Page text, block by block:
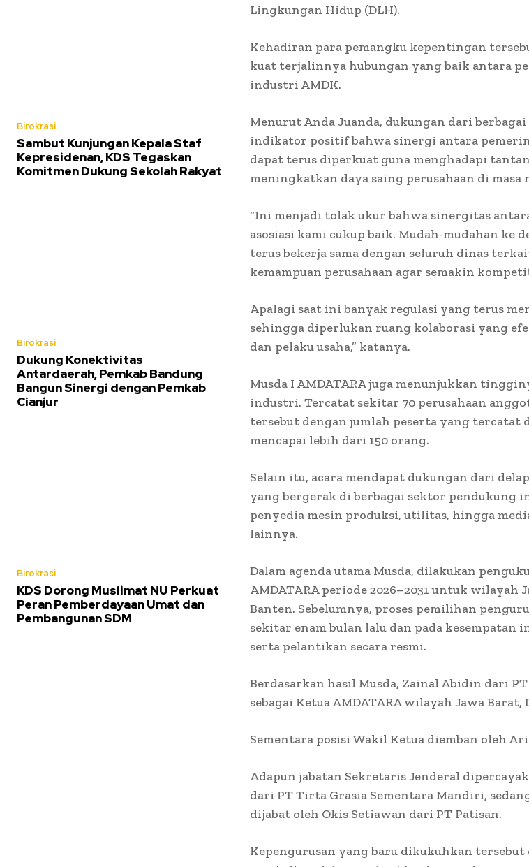
Birokrasi
Sambut Kunjungan Kepala Staf
Kepresidenan, KDS Tegaskan
Komitmen Dukung Sekolah Rakyat
Birokrasi
Dukung Konektivitas
Antardaerah, Pemkab Bandung
Bangun Sinergi dengan Pemkab
Cianjur
Birokrasi
KDS Dorong Muslimat NU Perkuat
Peran Pemberdayaan Umat dan
Pembangunan SDM
Lingkungan Hidup (DLH).
Kehadiran para pemangku kepentingan
kuat terjalinnya hubungan yang baik antara
industri AMDK.
Menurut Anda Juanda, dukungan dari
indikator positif bahwa sinergi antara
dapat terus diperkuat guna menghadapi
meningkatkan daya saing perusahaan di masa
“Ini menjadi tolak ukur bahwa sinergitas
asosiasi kami cukup baik. Mudah-mudahan ke
terus bekerja sama dengan seluruh dinas
kemampuan perusahaan agar semakin
Apalagi saat ini banyak regulasi yang terus
sehingga diperlukan ruang kolaborasi yang
dan pelaku usaha,” katanya.
Musda I AMDATARA juga menunjukkan
industri. Tercatat sekitar 70 perusahaan
tersebut dengan jumlah peserta yang tercatat
mencapai lebih dari 150 orang.
Selain itu, acara mendapat dukungan dari
yang bergerak di berbagai sektor pendukung
penyedia mesin produksi, utilitas, hingga
lainnya.
Dalam agenda utama Musda, dilakukan
AMDATARA periode 2026–2031 untuk wilayah
Banten. Sebelumnya, proses pemilihan
sekitar enam bulan lalu dan pada kesempatan
serta pelantikan secara resmi.
Berdasarkan hasil Musda, Zainal Abidin dari
sebagai Ketua AMDATARA wilayah Jawa Barat,
Sementara posisi Wakil Ketua diemban oleh
Adapun jabatan Sekretaris Jenderal
dari PT Tirta Grasia Sementara Mandiri,
dijabat oleh Okis Setiawan dari PT Patisan.
Kepengurusan yang baru dikukuhkan